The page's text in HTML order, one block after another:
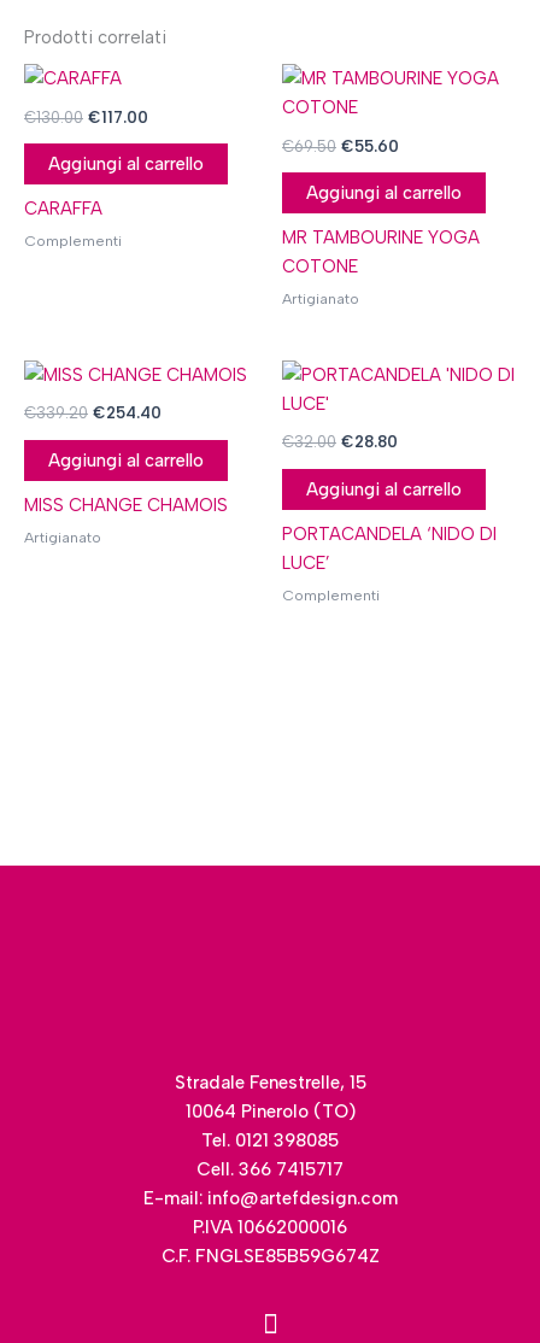
Prodotti correlati
€130.00 €117.00
Aggiungi al carrello
CARAFFA
Complementi
€69.50 €55.60
Aggiungi al carrello
MR TAMBOURINE YOGA
COTONE
Artigianato
€339.20 €254.40
Aggiungi al carrello
MISS CHANGE CHAMOIS
Artigianato
€32.00 €28.80
Aggiungi al carrello
PORTACANDELA ‘NIDO DI
LUCE’
Complementi
Stradale Fenestrelle, 15
10064 Pinerolo (TO)
Tel. 0121 398085
Cell. 366 7415717
E-mail: info@artefdesign.com
P.IVA 10662000016
C.F. FNGLSE85B59G674Z
Menu